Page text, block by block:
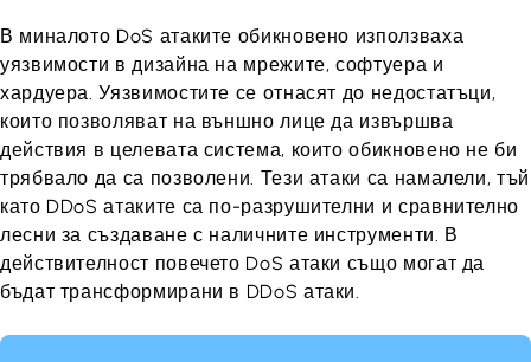
В миналото DoS атаките обикновено използваха
уязвимости в дизайна на мрежите, софтуера и
хардуера. Уязвимостите се отнасят до недостатъци,
които позволяват на външно лице да извършва
действия в целевата система, които обикновено не би
трябвало да са позволени. Тези атаки са намалели, тъй
като DDoS атаките са по-разрушителни и сравнително
лесни за създаване с наличните инструменти. В
действителност повечето DoS атаки също могат да
бъдат трансформирани в DDoS атаки.